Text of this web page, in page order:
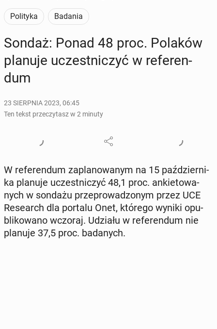
Polityka Badania
Sondaż: Ponad 48 proc. Polaków
planuje uczest­ni­czyć w re­fe­ren­
dum
23 SIERPNIA 2023, 06:45
Ten tekst przeczytasz w 2 minuty
W re­fe­ren­dum za­pla­no­wa­nym na 15 paź­dzier­ni­
ka planuje uczest­ni­czyć 48,1 proc. an­kie­to­wa­
nych w sondażu prze­pro­wa­dzo­nym przez UCE
Re­se­arch dla portalu Onet, którego wyniki opu­
bli­ko­wa­no wczoraj. Udziału w re­fe­ren­dum nie
planuje 37,5 proc. ba­da­nych.